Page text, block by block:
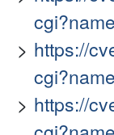
https://
https://